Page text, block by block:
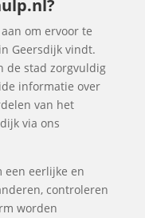
om ervoor te
Geersdijk vindt.
de stad zorgvuldig
informatie over
van het
via ons
een eerlijke en
controleren
worden